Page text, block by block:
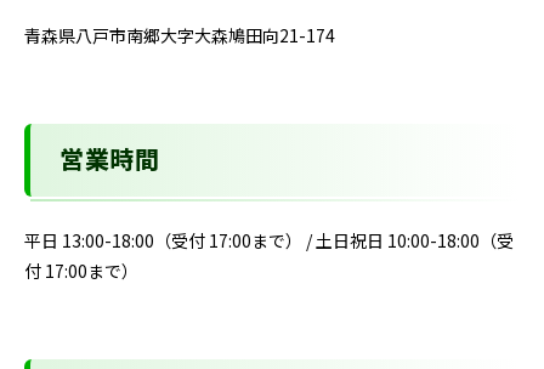
青森県八戸市南郷大字大森鳩田向21-174
営業時間
平日 13:00-18:00（受付 17:00まで） / 土日祝日 10:00-18:00（受
付 17:00まで）